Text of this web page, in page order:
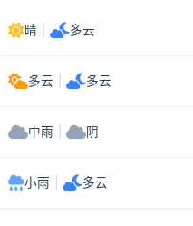
晴 多云
多云 多云
中雨 阴
小雨 多云